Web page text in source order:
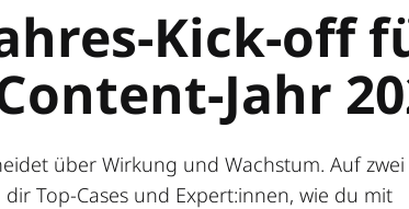
Kick-off
Jahr
über Wirkung und Wachstum. Auf zwei
Top-Cases und Expert:innen, wie du mit